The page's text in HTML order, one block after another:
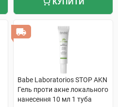
КУПИТИ
Babe Laboratorios STOP AKN
Гель проти акне локального
нанесення 10 мл 1 туба